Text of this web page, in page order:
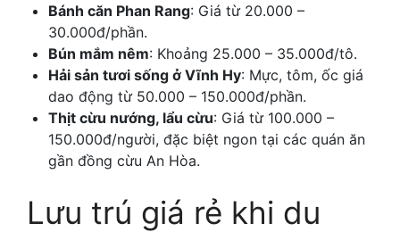
Bánh căn Phan Rang: Giá từ 20.000 –
30.000đ/phần.
Bún mắm nêm: Khoảng 25.000 – 35.000đ/tô.
Hải sản tươi sống ở Vĩnh Hy: Mực, tôm, ốc giá
dao động từ 50.000 – 150.000đ/phần.
Thịt cừu nướng, lẩu cừu: Giá từ 100.000 –
150.000đ/người, đặc biệt ngon tại các quán ăn
gần đồng cừu An Hòa.
Lưu trú giá rẻ khi du